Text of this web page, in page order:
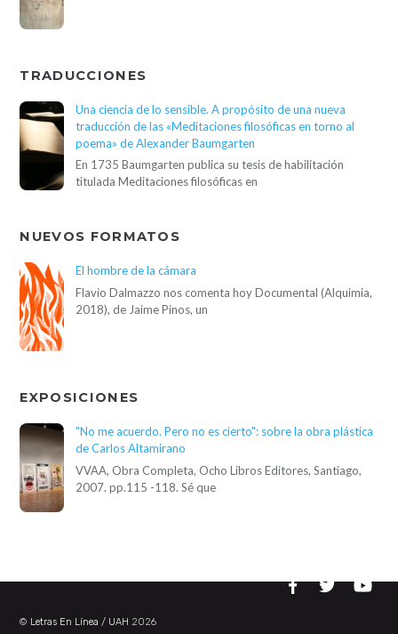
TRADUCCIONES
Una ciencia de lo sensible. A propósito de una nueva
traducción de las «Meditaciones filosóficas en torno al
poema» de Alexander Baumgarten
En 1735 Baumgarten publica su tesis de habilitación
titulada Meditaciones filosóficas en
NUEVOS FORMATOS
El hombre de la cámara
Flavio Dalmazzo nos comenta hoy Documental (Alquimia,
2018), de Jaime Pinos, un
EXPOSICIONES
"No me acuerdo. Pero no es cierto": sobre la obra plástica
de Carlos Altamirano
VVAA, Obra Completa, Ocho Libros Editores, Santiago,
2007. pp.115 -118. Sé que
© Letras En Línea / UAH 2026